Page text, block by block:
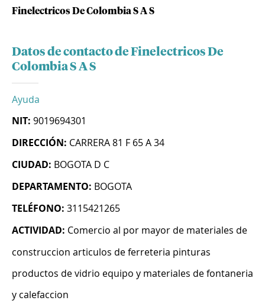
Finelectricos De Colombia S A S
Datos de contacto de Finelectricos De
Colombia S A S
Ayuda
NIT: 9019694301
DIRECCIÓN: CARRERA 81 F 65 A 34
CIUDAD: BOGOTA D C
DEPARTAMENTO: BOGOTA
TELÉFONO: 3115421265
ACTIVIDAD: Comercio al por mayor de materiales de
construccion articulos de ferreteria pinturas
productos de vidrio equipo y materiales de fontaneria
y calefaccion